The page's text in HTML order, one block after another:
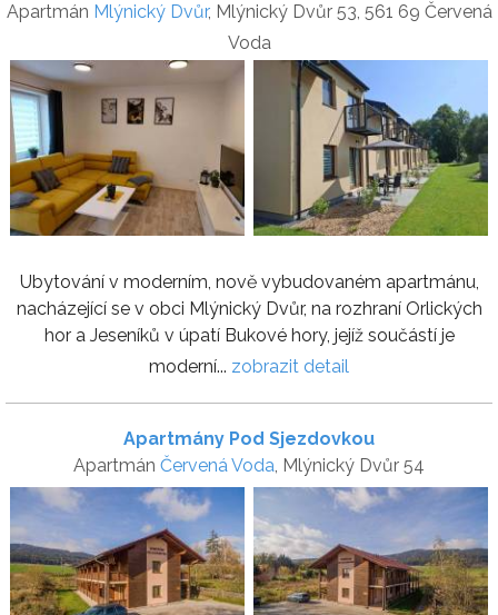
Apartmán Mlýnický Dvůr, Mlýnický Dvůr 53, 561 69 Červená
Voda
Ubytování v moderním, nově vybudovaném apartmánu,
nacházející se v obci Mlýnický Dvůr, na rozhraní Orlických
hor a Jeseníků v úpatí Bukové hory, jejíž součástí je
moderní... zobrazit detail
Apartmány Pod Sjezdovkou
Apartmán Červená Voda, Mlýnický Dvůr 54